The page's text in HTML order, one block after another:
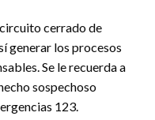
cerrado de
generar los procesos
Se le recuerda a
sospechoso
123.